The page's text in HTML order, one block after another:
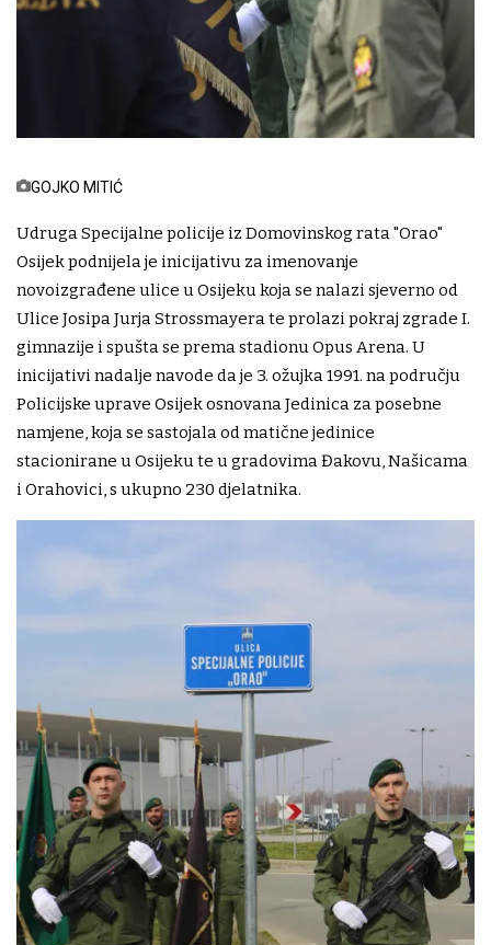
GOJKO MITIĆ
Udruga Specijalne policije iz Domovinskog rata "Orao"
Osijek podnijela je inicijativu za imenovanje
novoizgrađene ulice u Osijeku koja se nalazi sjeverno od
Ulice Josipa Jurja Strossmayera te prolazi pokraj zgrade I.
gimnazije i spušta se prema stadionu Opus Arena. U
inicijativi nadalje navode da je 3. ožujka 1991. na području
Policijske uprave Osijek osnovana Jedinica za posebne
namjene, koja se sastojala od matične jedinice
stacionirane u Osijeku te u gradovima Đakovu, Našicama
i Orahovici, s ukupno 230 djelatnika.